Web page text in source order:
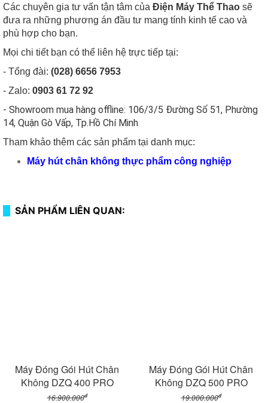
Các chuyên gia tư vấn tận tâm của Điện Máy Thể Thao sẽ
đưa ra những phương án đầu tư mang tính kinh tế cao và
phù hợp cho bạn.
Mọi chi tiết bạn có thể liên hệ trực tiếp tại:
- Tổng đài: (028) 6656 7953
- Zalo: 0903 61 72 92
- Showroom mua hàng offline: 106/3/5 Đường Số 51, Phường
14, Quận Gò Vấp, Tp.Hồ Chí Minh
Tham khảo thêm các sản phẩm tại danh mục:
Máy hút chân không thực phẩm công nghiệp
SẢN PHẨM LIÊN QUAN:
Máy Đóng Gói Hút Chân
Không DZQ 400 PRO
16.900.000đ
Máy Đóng Gói Hút Chân
Không DZQ 500 PRO
19.000.000đ